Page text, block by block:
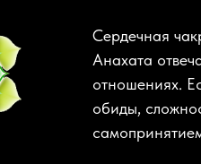
Сердечная
Анахата
отношениях.
обиды,